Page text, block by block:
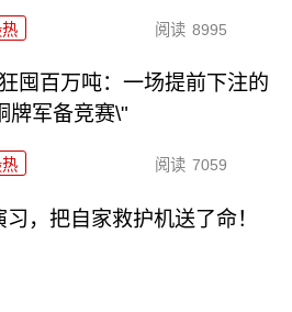
阅读 8995
囤百万吨：一场提前下注的
牌军备竞赛\"
阅读 7059
，把自家救护机送了命！